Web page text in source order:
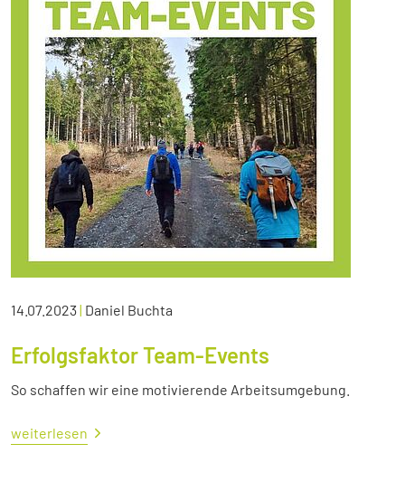
14.07.2023| Daniel Buchta
Erfolgsfaktor Team-Events
So schaffen wir eine motivierende Arbeitsumgebung.
weiterlesen